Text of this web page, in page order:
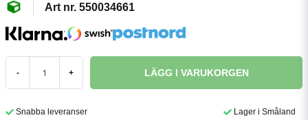
550034661
- + LÄGG I VARUKORGEN
Snabba leveranser Lager i Småland